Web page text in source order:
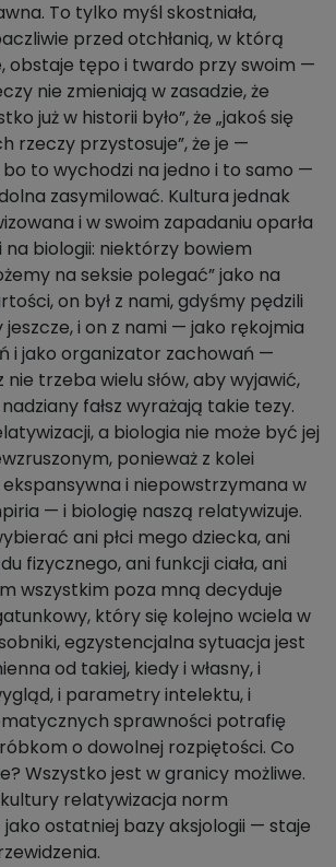
To tylko myśl skostniała,
przed otchłanią, w którą
obstaje tępo i twardo przy swoim —
nie zmieniają w zasadzie, że
już w historii było”, że „jakoś się
rzeczy przystosuje”, że je —
to wychodzi na jedno i to samo —
zasymilować. Kultura jednak
i w swoim zapadaniu oparła
na biologii: niektórzy bowiem
na seksie polegać” jako na
on był z nami, gdyśmy pędzili
i on z nami — jako rękojmia
i jako organizator zachowań —
nie trzeba wielu słów, aby wyjawić,
fałsz wyrażają takie tezy.
a biologia nie może być jej
ponieważ z kolei
i niepowstrzymana w
— i biologię naszą relatywizuje.
ani płci mego dziecka, ani
fizycznego, ani funkcji ciała, ani
wszystkim poza mną decyduje
który się kolejno wciela w
egzystencjalna sytuacja jest
od takiej, kiedy i własny, i
i parametry intelektu, i
sprawności potrafię
o dowolnej rozpiętości. Co
Wszystko jest w granicy możliwe.
relatywizacja norm
ostatniej bazy aksjologii — staje